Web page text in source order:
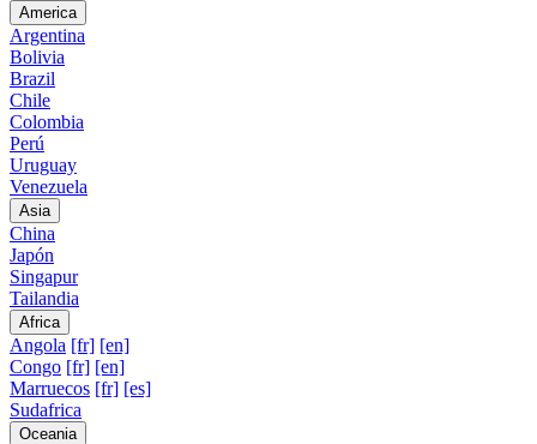
America
Argentina
Bolivia
Brazil
Chile
Colombia
Perú
Uruguay
Venezuela
Asia
China
Japón
Singapur
Tailandia
Africa
Angola [fr] [en]
Congo [fr] [en]
Marruecos [fr] [es]
Sudafrica
Oceania